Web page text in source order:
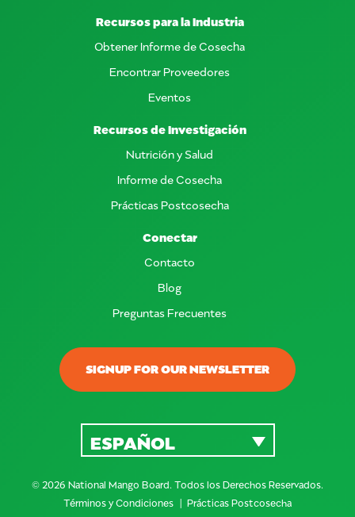
SIGNUP FOR OUR NEWSLETTER
Recursos para la Industria
Obtener Informe de Cosecha
Encontrar Proveedores
Eventos
Recursos de Investigación
Nutrición y Salud
Informe de Cosecha
Prácticas Postcosecha
Conectar
Contacto
Blog
Preguntas Frecuentes
© 2026 National Mango Board. Todos los Derechos Reservados.
Términos y Condiciones
Prácticas Postcosecha
ESPAÑOL